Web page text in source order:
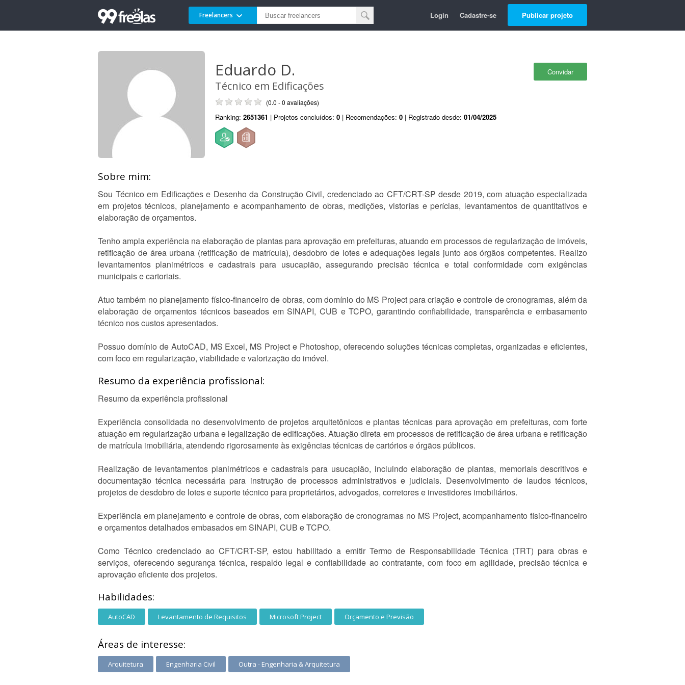
Freelancers Login Cadastre-se Publicar projeto
Convidar
Eduardo D.
Técnico em Edificações
(0.0 - 0 avaliações)
Ranking: 2651361 | Projetos concluídos: 0 | Recomendações: 0 | Registrado desde: 01/04/2025
Sobre mim:
Sou Técnico em Edificações e Desenho da Construção Civil, credenciado ao CFT/CRT-SP desde 2019, com atuação especializada
em projetos técnicos, planejamento e acompanhamento de obras, medições, vistorías e perícias, levantamentos de quantitativos e
elaboração de orçamentos.
Tenho ampla experiência na elaboração de plantas para aprovação em prefeituras, atuando em processos de regularização de imóveis,
retificação de área urbana (retificação de matrícula), desdobro de lotes e adequações legais junto aos órgãos competentes. Realizo
levantamentos planimétricos e cadastrais para usucapião, assegurando precisão técnica e total conformidade com exigências
municipais e cartoriais.
Atuo também no planejamento físico-financeiro de obras, com domínio do MS Project para criação e controle de cronogramas, além da
elaboração de orçamentos técnicos baseados em SINAPI, CUB e TCPO, garantindo confiabilidade, transparência e embasamento
técnico nos custos apresentados.
Possuo domínio de AutoCAD, MS Excel, MS Project e Photoshop, oferecendo soluções técnicas completas, organizadas e eficientes,
com foco em regularização, viabilidade e valorização do imóvel.
Resumo da experiência profissional:
Resumo da experiência profissional
Experiência consolidada no desenvolvimento de projetos arquitetônicos e plantas técnicas para aprovação em prefeituras, com forte
atuação em regularização urbana e legalização de edificações. Atuação direta em processos de retificação de área urbana e retificação
de matrícula imobiliária, atendendo rigorosamente às exigências técnicas de cartórios e órgãos públicos.
Realização de levantamentos planimétricos e cadastrais para usucapião, incluindo elaboração de plantas, memoriais descritivos e
documentação técnica necessária para instrução de processos administrativos e judiciais. Desenvolvimento de laudos técnicos,
projetos de desdobro de lotes e suporte técnico para proprietários, advogados, corretores e investidores imobiliários.
Experiência em planejamento e controle de obras, com elaboração de cronogramas no MS Project, acompanhamento físico-financeiro
e orçamentos detalhados embasados em SINAPI, CUB e TCPO.
Como Técnico credenciado ao CFT/CRT-SP, estou habilitado a emitir Termo de Responsabilidade Técnica (TRT) para obras e
serviços, oferecendo segurança técnica, respaldo legal e confiabilidade ao contratante, com foco em agilidade, precisão técnica e
aprovação eficiente dos projetos.
Habilidades:
AutoCAD Levantamento de Requisitos Microsoft Project Orçamento e Previsão
Áreas de interesse:
Arquitetura Engenharia Civil Outra - Engenharia & Arquitetura